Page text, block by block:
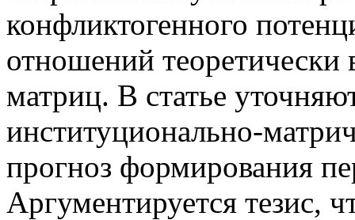
конфликтогенного
отношений
матриц. В статье
институционально-
прогноз формирования
Аргументируется тезис,